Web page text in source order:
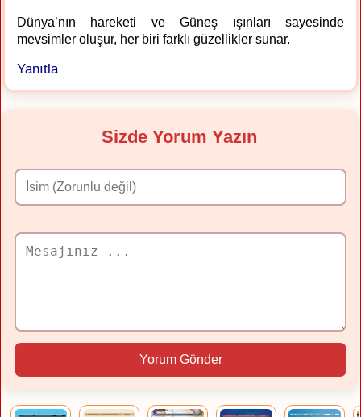
Dünya’nın hareketi ve Güneş ışınları sayesinde
mevsimler oluşur, her biri farklı güzellikler sunar.
Yanıtla
Sizde Yorum Yazın
Yorum Gönder